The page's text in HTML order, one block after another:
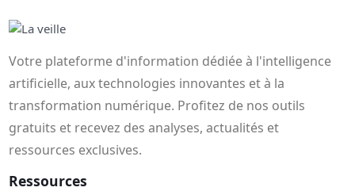
Votre plateforme d'information dédiée à l'intelligence
artificielle, aux technologies innovantes et à la
transformation numérique. Profitez de nos outils
gratuits et recevez des analyses, actualités et
ressources exclusives.
Ressources